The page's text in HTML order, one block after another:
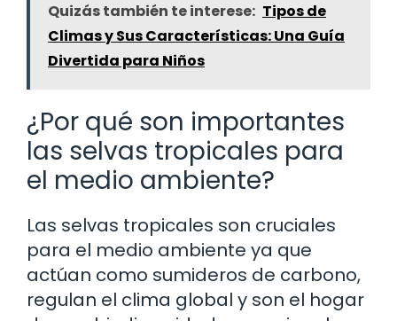
Quizás también te interese: Tipos de
Climas y Sus Características: Una Guía
Divertida para Niños
¿Por qué son importantes
las selvas tropicales para
el medio ambiente?
Las selvas tropicales son cruciales
para el medio ambiente ya que
actúan como sumideros de carbono,
regulan el clima global y son el hogar